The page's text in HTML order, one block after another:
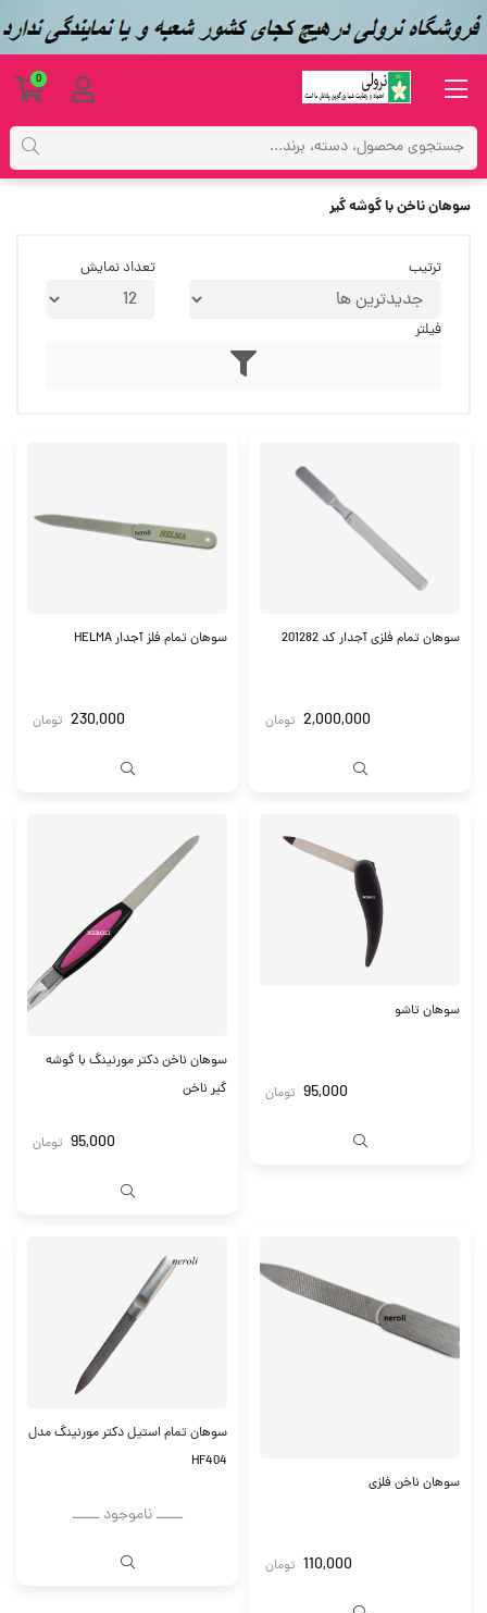
سوهان ناخن با گوشه گیر
ترتیب تعداد نمایش
فیلتر
سوهان تمام فلزی آجدار کد 201282
2,000,000 تومان
سوهان تمام فلز آجدار HELMA
230,000 تومان
سوهان تاشو
95,000 تومان
سوهان ناخن دکتر مورنینگ با گوشه
گیر ناخن
95,000 تومان
سوهان ناخن فلزی
110,000 تومان
سوهان تمام استیل دکتر مورنینگ مدل
HF404
ــــــ ناموجود ــــــ
0